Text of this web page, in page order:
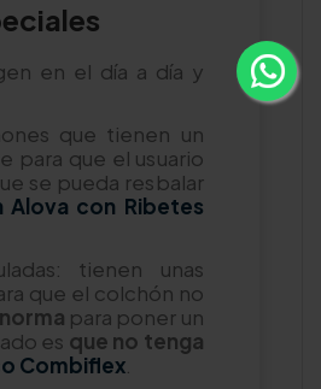
en el día a día y
que tienen un
para que el usuario
se pueda resbalar
Alova con Ribetes
tienen unas
que el colchón no
norma para poner un
es que no tenga
Combiflex.